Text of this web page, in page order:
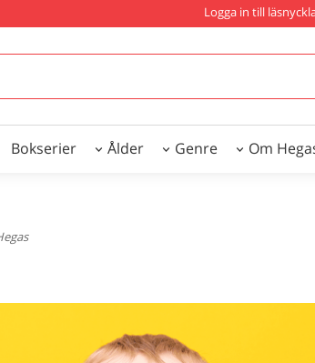
Logga in till
Bokserier Ålder Genre Om